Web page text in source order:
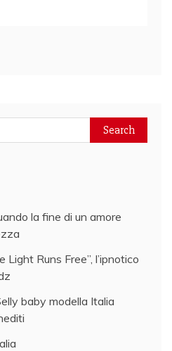
la fine di un amore
Runs Free”, l’ipnotico
baby modella Italia